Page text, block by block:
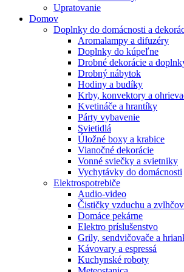
Upratovanie
Domov
Doplnky do domácnosti a
Aromalampy a difuzéry
Doplnky do kúpeľne
Drobné dekorácie a
Drobný nábytok
Hodiny a budíky
Krby, konvektory a
Kvetináče a hrantíky
Párty vybavenie
Svietidlá
Úložné boxy a krabice
Vianočné dekorácie
Vonné sviečky a svietniky
Vychytávky do domácnosti
Elektrospotrebiče
Audio-video
Čističky vzduchu a
Domáce pekárne
Elektro príslušenstvo
Grily, sendvičovače a
Kávovary a espressá
Kuchynské roboty